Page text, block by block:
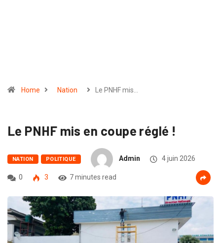
Home Nation Le PNHF mis…
Le PNHF mis en coupe réglé !
NATION POLITIQUE Admin 4 juin 2026
0 3 7 minutes read